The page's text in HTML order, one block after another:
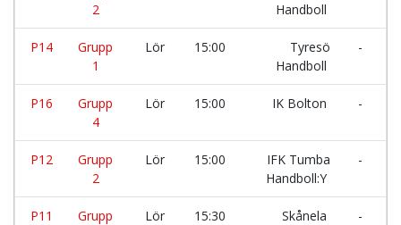
2
Handboll
P14
Grupp
1
Lör 15:00
Tyresö
Handboll
-
P16
Grupp
4
Lör 15:00 IK Bolton -
P12
Grupp
2
Lör 15:00
IFK Tumba
Handboll:Y
-
P11
Grupp
Lör 15:30 Skånela -